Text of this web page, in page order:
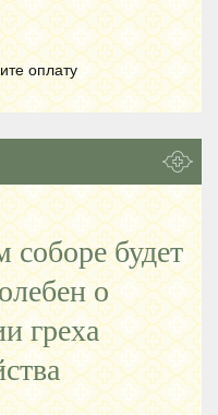
оплату
будет
о
греха